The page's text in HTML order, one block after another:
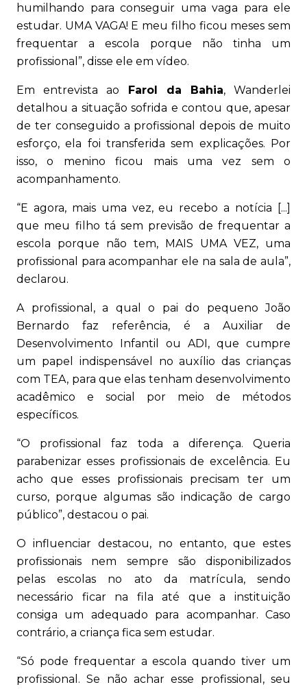
humilhando para conseguir uma vaga para ele
estudar. UMA VAGA! E meu filho ficou meses sem
frequentar a escola porque não tinha um
profissional”, disse ele em vídeo.
Em entrevista ao Farol da Bahia, Wanderlei
detalhou a situação sofrida e contou que, apesar
de ter conseguido a profissional depois de muito
esforço, ela foi transferida sem explicações. Por
isso, o menino ficou mais uma vez sem o
acompanhamento.
“E agora, mais uma vez, eu recebo a notícia [...]
que meu filho tá sem previsão de frequentar a
escola porque não tem, MAIS UMA VEZ, uma
profissional para acompanhar ele na sala de aula”,
declarou.
A profissional, a qual o pai do pequeno João
Bernardo faz referência, é a Auxiliar de
Desenvolvimento Infantil ou ADI, que cumpre
um papel indispensável no auxílio das crianças
com TEA, para que elas tenham desenvolvimento
acadêmico e social por meio de métodos
específicos.
“O profissional faz toda a diferença. Queria
parabenizar esses profissionais de excelência. Eu
acho que esses profissionais precisam ter um
curso, porque algumas são indicação de cargo
público”, destacou o pai.
O influenciar destacou, no entanto, que estes
profissionais nem sempre são disponibilizados
pelas escolas no ato da matrícula, sendo
necessário ficar na fila até que a instituição
consiga um adequado para acompanhar. Caso
contrário, a criança fica sem estudar.
“Só pode frequentar a escola quando tiver um
profissional. Se não achar esse profissional, seu